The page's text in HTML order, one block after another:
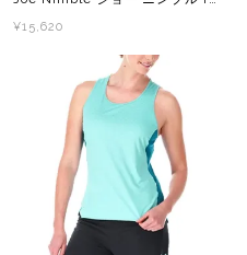
¥15,620